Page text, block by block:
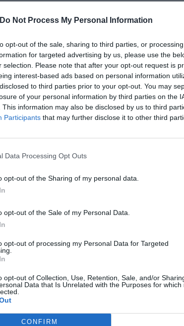
Do Not Process My Personal Information
opt-out of the sale, sharing to third parties, or
for targeted advertising by us, please use the
selection. Please note that after your opt-out request is
interest-based ads based on personal information
to third parties prior to your opt-out. You may
of your personal information by third parties on the
This information may also be disclosed by us to third
Participants that may further disclose it to other third
Data Processing Opt Outs
opt-out of the Sharing of my personal data.
opt-out of the Sale of my Personal Data.
opt-out of processing my Personal Data for Targeted
opt-out of Collection, Use, Retention, Sale, and/or
Data that Is Unrelated with the Purposes for which
CONFIRM
l’impegno unico per la città, è stato in
mandato nel 2014”, ha detto il Sindaco
quando è iniziato il suo nuovo incarico
della Regione, gli ho chiesto di
per affrontare assieme le fasi più critiche della
vaccinale, promessa che ha
a tempo pieno alla nuova attività, per la
bocca al lupo. Intanto accogliamo in Giunta
Kashi Zadeh, con il quale affronteremo già
di lavoro”.
Fonte: Comune di Scandicci - Ufficio stampa